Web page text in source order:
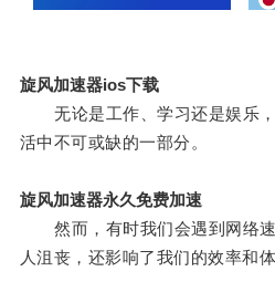
旋风加速器ios下载
无论是工作、学习还是娱乐，
活中不可或缺的一部分。
旋风加速器永久免费加速
然而，有时我们会遇到网络速
人沮丧，还影响了我们的效率和体